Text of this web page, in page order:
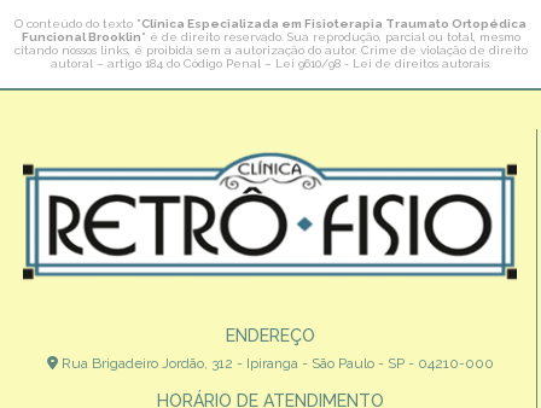
O conteúdo do texto "Clínica Especializada em Fisioterapia Traumato Ortopédica
Funcional Brooklin" é de direito reservado. Sua reprodução, parcial ou total, mesmo
citando nossos links, é proibida sem a autorização do autor. Crime de violação de direito
autoral – artigo 184 do Código Penal – Lei 9610/98 - Lei de direitos autorais.
ENDEREÇO
Rua Brigadeiro Jordão, 312 - Ipiranga - São Paulo - SP - 04210-000
HORÁRIO DE ATENDIMENTO